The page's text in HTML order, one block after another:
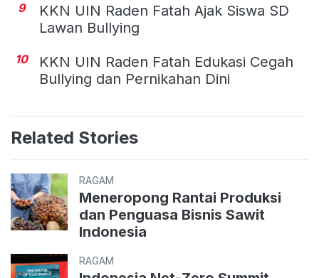
9
KKN UIN Raden Fatah Ajak Siswa SD
Lawan Bullying
10
KKN UIN Raden Fatah Edukasi Cegah
Bullying dan Pernikahan Dini
Related Stories
RAGAM
Meneropong Rantai Produksi
dan Penguasa Bisnis Sawit
Indonesia
RAGAM